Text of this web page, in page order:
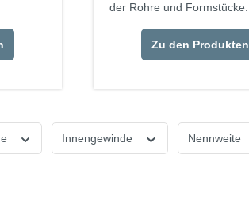
der Rohre und Formstücke.
Zu den Produkten
Innengewinde Nennweite